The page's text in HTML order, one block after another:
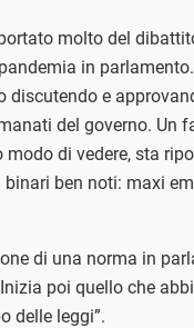
molto del
in
discutendo e
del governo. Un
di vedere, sta
ben noti: maxi
di una norma in
Inizia poi quello che
delle leggi”.